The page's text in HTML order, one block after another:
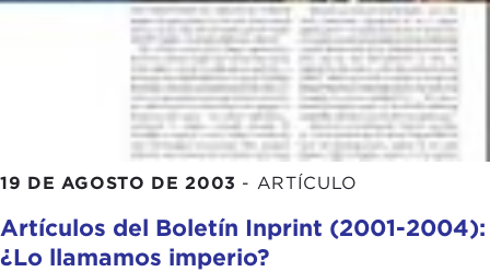
19 DE AGOSTO DE 2003 - ARTÍCULO
Artículos del Boletín Inprint (2001-2004):
¿Lo llamamos imperio?